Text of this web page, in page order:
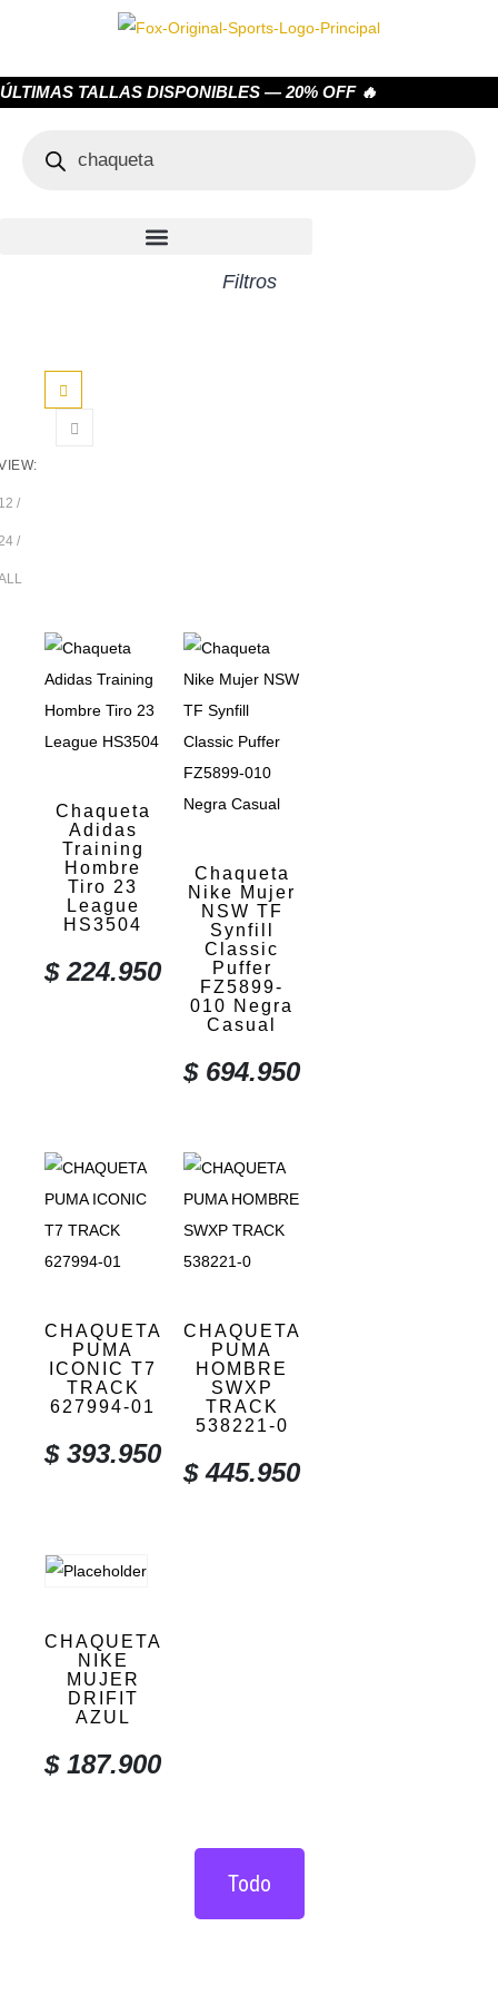
ÚLTIMAS TALLAS DISPONIBLES — 20% OFF 🔥
Filtros
Chaqueta
Adidas
Training
Hombre
Tiro 23
League
HS3504
$224.950
Chaqueta
Nike Mujer
NSW TF
Synfill
Classic
Puffer
FZ5899-
010 Negra
Casual
$694.950
CHAQUETA
PUMA
ICONIC T7
TRACK
627994-01
$393.950
CHAQUETA
PUMA
HOMBRE
SWXP
TRACK
538221-0
$445.950
CHAQUETA
NIKE
MUJER
DRIFIT
AZUL
$187.900
Todo